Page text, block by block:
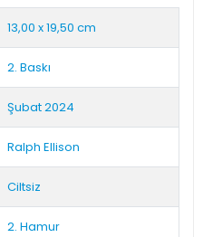
13,00 x 19,50 cm
2. Baskı
Şubat 2024
Ralph Ellison
Ciltsiz
2. Hamur